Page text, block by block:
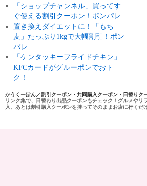
「ショップチャンネル」買ってす
ぐ使える割引クーポン！ポンパレ
置き換えダイエットに！「もち
麦」たっぷり1kgで大幅割引！ポン
パレ
「ケンタッキーフライドチキン」
KFCカードがグルーポンでおト
ク！
かうくーぽん／割引クーポン・共同購入クーポン・日替りク
リンク集で、日替わり出品クーポンもチェック！グルメや
入、あとは割引購入クーポンを持ってそのままお店に行くだ